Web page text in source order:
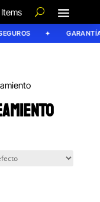
GARANTÍA